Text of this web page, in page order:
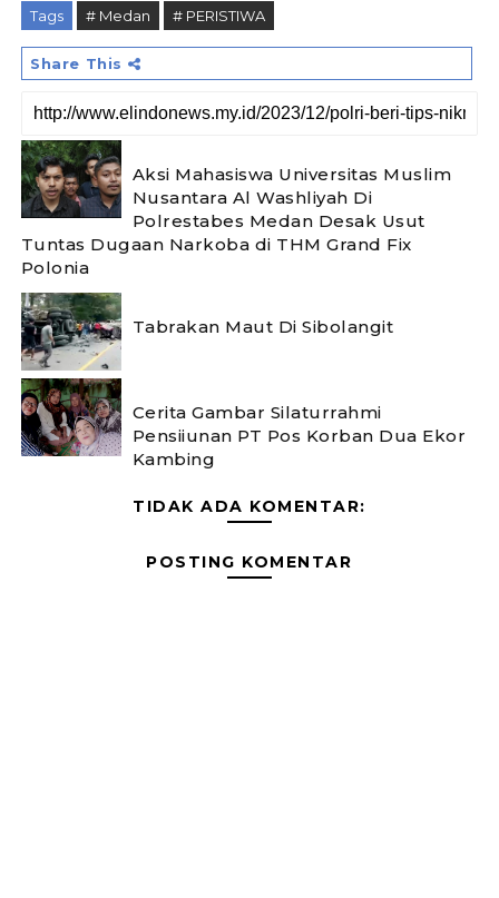
Tags # Medan # PERISTIWA
Share This
Aksi Mahasiswa Universitas Muslim
Nusantara Al Washliyah Di
Polrestabes Medan Desak Usut
Tuntas Dugaan Narkoba di THM Grand Fix
Polonia
Tabrakan Maut Di Sibolangit
Cerita Gambar Silaturrahmi
Pensiiunan PT Pos Korban Dua Ekor
Kambing
TIDAK ADA KOMENTAR:
POSTING KOMENTAR